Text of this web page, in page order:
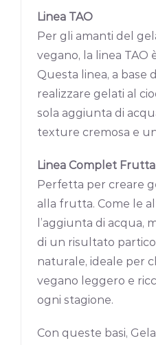
Linea TAO
Per gli amanti del
vegano, la linea TAO
Questa linea, a base
realizzare gelati al
sola aggiunta di
texture cremosa e
Linea Complet Frutta
Perfetta per creare
alla frutta. Come le
l’aggiunta di acqua,
di un risultato
naturale, ideale per
vegano leggero e
ogni stagione.
Con queste basi,